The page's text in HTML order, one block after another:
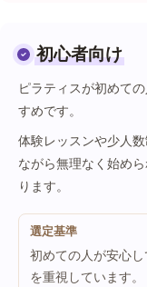
初心者向け
ピラティスが初めて
すめです。
体験レッスンや少人
ながら無理なく始め
ります。
選定基準
初めての人が安心
を重視しています。